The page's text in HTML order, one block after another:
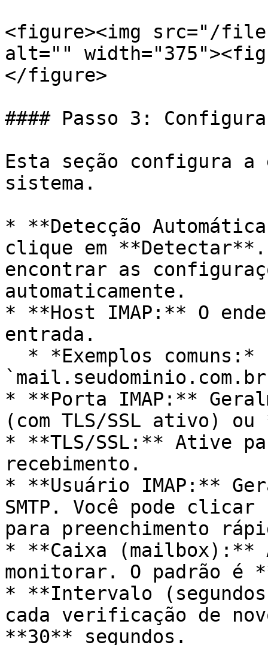
<figure><img src="/files/
alt=""
</figure>
#### Passo 3:
Esta seção configura a
sistema.
* **Detecção
clique em
encontrar as
automaticamente.
* **Host IMAP:** O
entrada.
* **Porta IMAP:**
(com TLS/SSL ativo)
* **TLS/SSL:** Ative
recebimento.
* **Usuário IMAP:**
SMTP. Você pode
para preenchimento
* **Caixa (mailbox):**
monitorar. O padrão é
* **Intervalo
cada verificação de
**30** segundos.